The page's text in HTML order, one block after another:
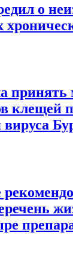
о
принять
клещей